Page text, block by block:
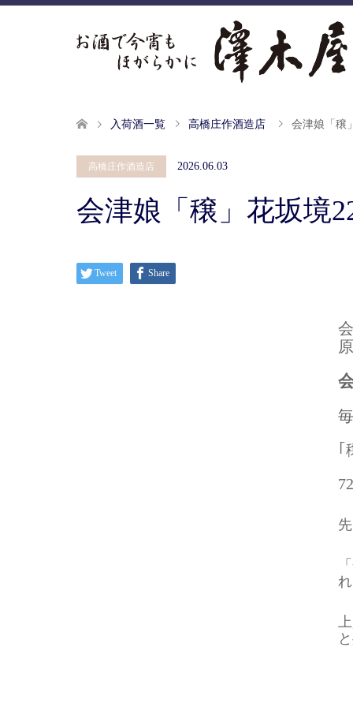
入荷酒一覧 高橋庄作酒造店 会津娘「穣
高橋庄作酒造店 2026.06.03
会津娘「穣」花坂境
Tweet Share
｢